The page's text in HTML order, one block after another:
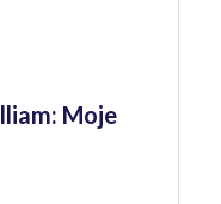
Moje